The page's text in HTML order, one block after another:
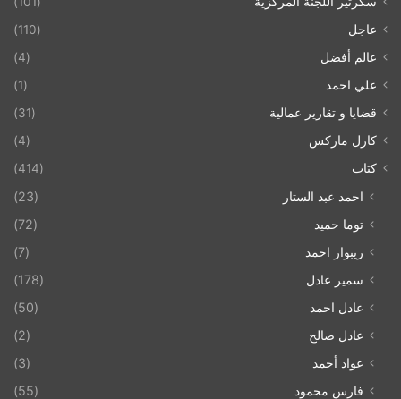
عاجل
(110)
عالم أفضل
(4)
علي احمد
(1)
قضايا و تقارير عمالية
(31)
كارل ماركس
(4)
كتاب
(414)
احمد عبد الستار
(23)
توما حميد
(72)
ريبوار احمد
(7)
سمير عادل
(178)
عادل احمد
(50)
عادل صالح
(2)
عواد أحمد
(3)
فارس محمود
(55)